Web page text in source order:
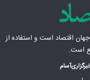
جهان اقتصاد است و استفاده از
است.
آسام